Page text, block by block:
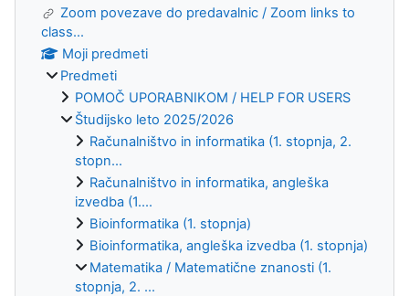
Zoom povezave do predavalnic / Zoom links to
class...
Moji predmeti
Predmeti
POMOČ UPORABNIKOM / HELP FOR USERS
Študijsko leto 2025/2026
Računalništvo in informatika (1. stopnja, 2.
stopn...
Računalništvo in informatika, angleška
izvedba (1....
Bioinformatika (1. stopnja)
Bioinformatika, angleška izvedba (1. stopnja)
Matematika / Matematične znanosti (1.
stopnja, 2. ...